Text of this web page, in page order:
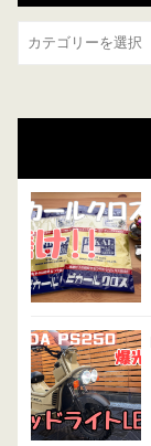
カ